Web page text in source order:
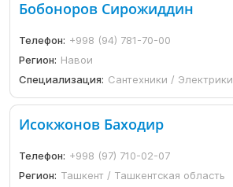
Бобоноров Сирожиддин
Телефон: +998 (94) 781-70-00
Регион: Навои
Специализация: Сантехники / Электрики
Исокжонов Баходир
Телефон: +998 (97) 710-02-07
Регион: Ташкент / Ташкентская область